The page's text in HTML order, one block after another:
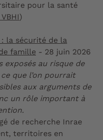
pour la santé
)
la sécurité de la
famille - 28 juin 2026
exposés au risque de
que l’on pourrait
aux arguments de
un rôle important à
de recherche Inrae
territoires en